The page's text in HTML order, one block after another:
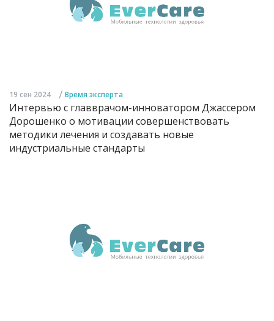
19 сен 2024 / Время эксперта
Интервью с главврачом-инноватором Джассером
Дорошенко о мотивации совершенствовать
методики лечения и создавать новые
индустриальные стандарты